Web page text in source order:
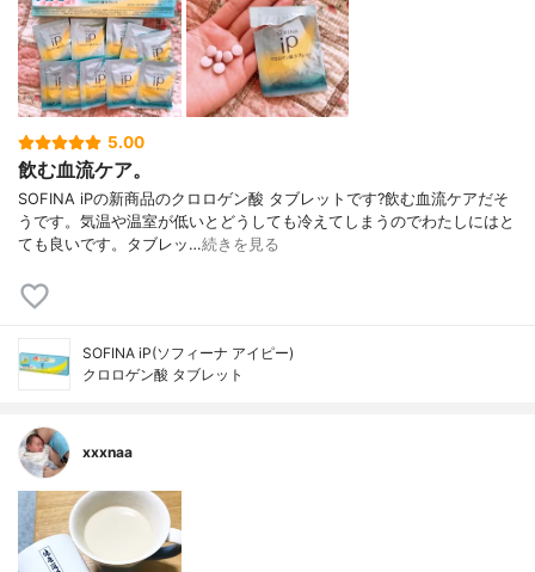
5.00
飲む血流ケア。
SOFINA iPの新商品のクロロゲン酸 タブレットです?飲む血流ケアだそ
うです。気温や温室が低いとどうしても冷えてしまうのでわたしにはと
ても良いです。タブレッ…続きを見る
SOFINA iP(ソフィーナ アイピー)
クロロゲン酸 タブレット
xxxnaa